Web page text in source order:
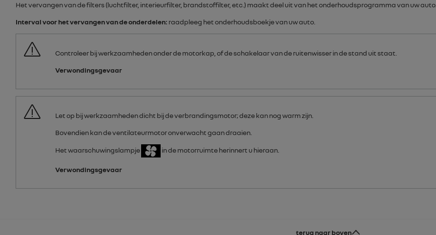
Het vervangen van de filters (luchtfilter, interieurfilter, brandstoffilter, etc.) maakt deel uit van het onderhoudsprogramma van uw auto.
Interval voor het vervangen van de onderdelen: raadpleeg het onderhoudsboekje van uw auto.
Controleer bij werkzaamheden onder de motorkap, of de schakelaar van de ruitenwisser in de stand uit staat.
Verwondingsgevaar
Let op bij werkzaamheden dicht bij de verbrandingsmotor; deze kan nog warm zijn.
Bovendien kan de ventilateurmotor onverwacht gaan draaien.
Het waarschuwingslampje in de motorruimte herinnert u hieraan.
Verwondingsgevaar
terug naar boven